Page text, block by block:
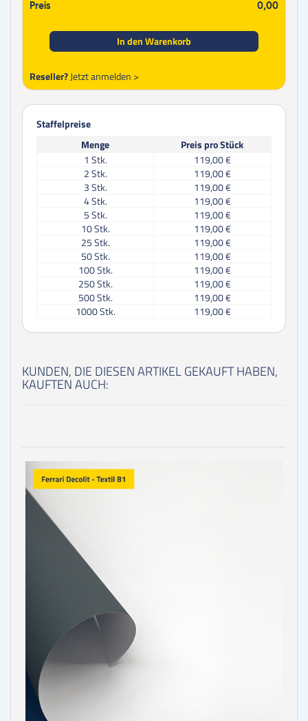
Preis 0,00
In den Warenkorb
Reseller?Jetzt anmelden >
Staffelpreise
Menge
Preis pro Stück
1 Stk.
119,00 €
2Stk.
119,00 €
3Stk.
119,00 €
4Stk.
119,00 €
5Stk.
119,00 €
10Stk.
119,00 €
25Stk.
119,00 €
50Stk.
119,00 €
100Stk.
119,00 €
250Stk.
119,00 €
500Stk.
119,00 €
1000Stk. 119,00 €
KUNDEN, DIE DIESEN ARTIKEL GEKAUFT HABEN,
KAUFTEN AUCH: